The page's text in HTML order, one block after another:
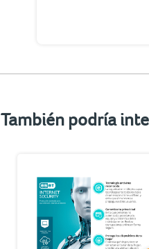
También podría